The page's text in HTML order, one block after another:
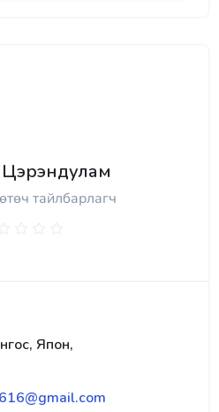
Цэрэндулам
тайлбарлагч
Япон,